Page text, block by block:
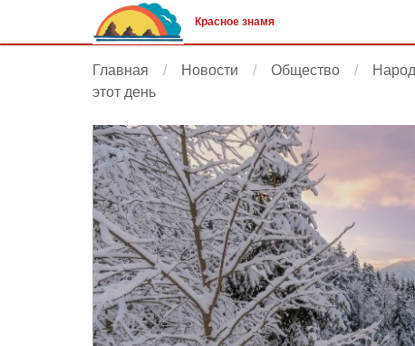
Красное знамя
Главная Новости Общество
этот день